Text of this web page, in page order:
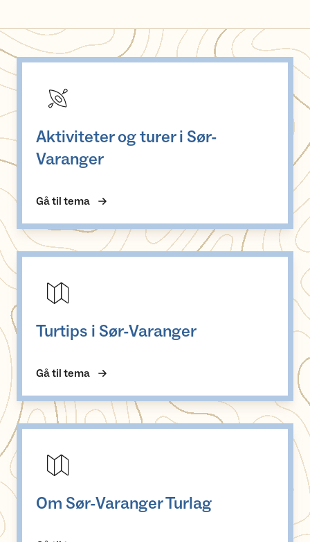
Aktiviteter og turer i Sør-
Varanger
Gå til tema
Turtips i Sør-Varanger
Gå til tema
Om Sør-Varanger Turlag